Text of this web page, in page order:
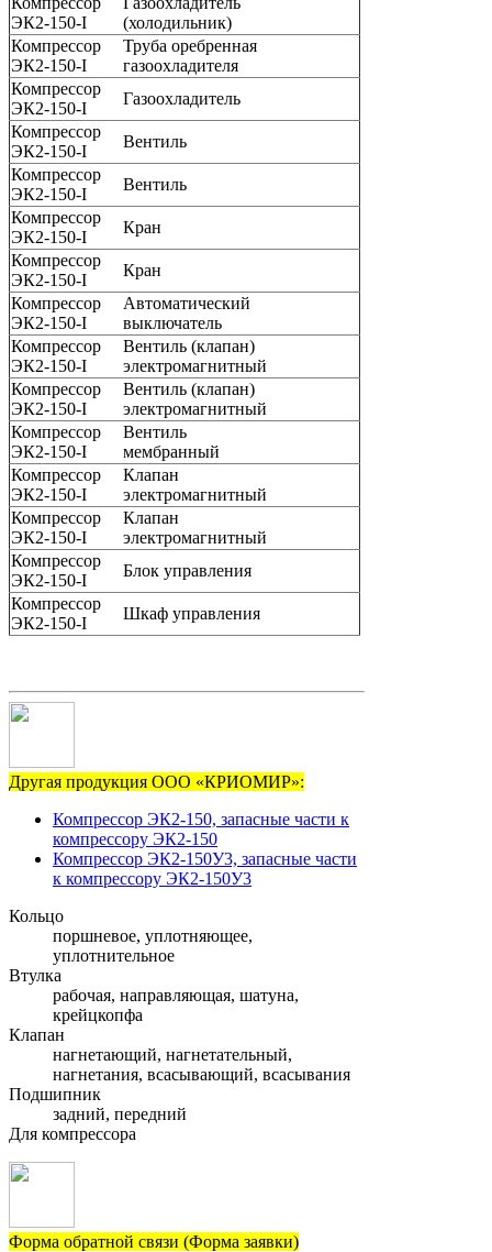
ЭК2-150-I
(холодильник)
Компрессор
ЭК2-150-I
Труба оребренная
газоохладителя
Компрессор
ЭК2-150-I
Газоохладитель
Компрессор
ЭК2-150-I
Вентиль
Компрессор
ЭК2-150-I
Вентиль
Компрессор
ЭК2-150-I
Кран
Компрессор
ЭК2-150-I
Кран
Компрессор
ЭК2-150-I
Автоматический
выключатель
Компрессор
ЭК2-150-I
Вентиль (клапан)
электромагнитный
Компрессор
ЭК2-150-I
Вентиль (клапан)
электромагнитный
Компрессор
ЭК2-150-I
Вентиль
мембранный
Компрессор
ЭК2-150-I
Клапан
электромагнитный
Компрессор
ЭК2-150-I
Клапан
электромагнитный
Компрессор
ЭК2-150-I
Блок управления
Компрессор
ЭК2-150-I
Шкаф управления
Другая продукция ООО «КРИОМИР»:
Компрессор ЭК2-150, запасные части к
компрессору ЭК2-150
Компрессор ЭК2-150У3, запасные части
к компрессору ЭК2-150У3
Кольцо
поршневое, уплотняющее,
уплотнительное
Втулка
рабочая, направляющая, шатуна,
крейцкопфа
Клапан
нагнетающий, нагнетательный,
нагнетания, всасывающий, всасывания
Подшипник
задний, передний
Для компрессора
Форма обратной связи (Форма заявки)